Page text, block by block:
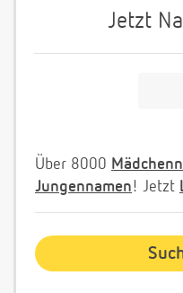
Jetzt
Über 8000
Jungennamen! Jetzt